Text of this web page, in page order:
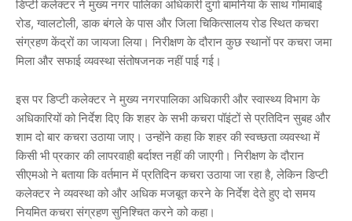
डिप्टी कलेक्टर ने मुख्य नगर पालिका अधिकारीदुर्गा बामनियाके साथ गोमाबाई
रोड, ग्वालटोली, डाक बंगले के पास और जिला चिकित्सालय रोड स्थित कचरा
संग्रहण केंद्रों का जायजा लिया। निरीक्षण के दौरान कुछ स्थानों पर कचरा जमा
मिला और सफाई व्यवस्था संतोषजनक नहीं पाई गई।
इस पर डिप्टी कलेक्टर ने मुख्य नगरपालिका अधिकारी और स्वास्थ्य विभाग के
अधिकारियों को निर्देश दिए कि शहर के सभी कचरा पॉइंटों से प्रतिदिन सुबह और
शाम दो बार कचरा उठाया जाए। उन्होंने कहा कि शहर की स्वच्छता व्यवस्था में
किसी भी प्रकार की लापरवाही बर्दाश्त नहीं की जाएगी। निरीक्षण के दौरान
सीएमओ ने बताया कि वर्तमान में प्रतिदिन कचरा उठाया जा रहा है, लेकिन डिप्टी
कलेक्टर ने व्यवस्था को और अधिक मजबूत करने के निर्देश देते हुए दो समय
नियमित कचरा संग्रहण सुनिश्चित करने को कहा।